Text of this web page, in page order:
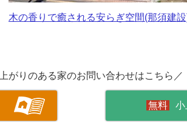
木の香りで癒される安らぎ空間(那須建
がりのある家のお問い合わせはこちら／
小